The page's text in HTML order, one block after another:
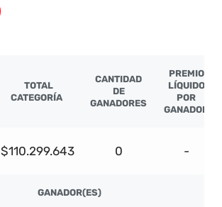
TOTAL
CATEGORÍA
CANTIDAD
DE
GANADORES
PREMIO
LÍQUIDO
POR
GANADOR
$110.299.643 0 -
GANADOR(ES)